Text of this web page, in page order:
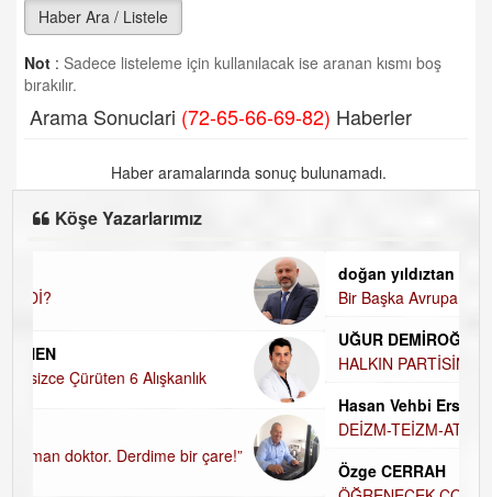
Haber Ara / Listele
Not : Sadece listeleme için kullanılacak ise aranan kısmı boş
bırakılır.
Arama Sonuclari (72-65-66-69-82) Haberler
Haber aramalarında sonuç bulunamadı.
Köşe Yazarlarımız
HALKIN PARTİSİNDE YENİ YÖNETİM BELİRLENDİ…
DEİZM-TEİZM-ATEİZM-PANTEİZM’E BAKIŞ